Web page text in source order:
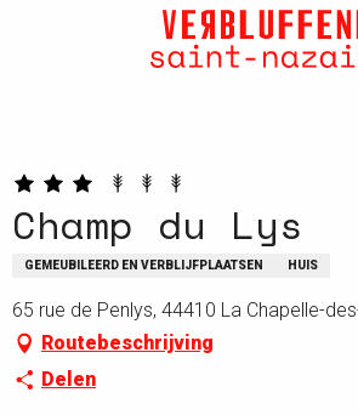
Champ du Lys
GEMEUBILEERD EN VERBLIJFPLAATSEN HUIS
65 rue de Penlys, 44410 La Chapelle-
Routebeschrijving
Delen